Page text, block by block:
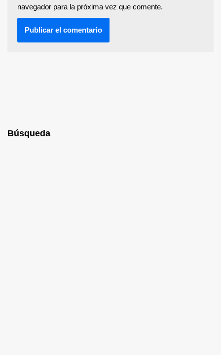
navegador para la próxima vez que comente.
Búsqueda